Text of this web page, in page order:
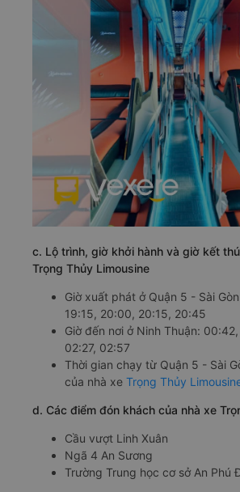
c. Lộ trình, giờ khởi hành và giờ kết
Trọng Thủy Limousine
Giờ xuất phát ở Quận 5 - Sài
19:15, 20:00, 20:15, 20:45
Giờ đến nơi ở Ninh Thuận:
02:27, 02:57
Thời gian chạy từ Quận 5 - Sài
của nhà xe Trọng Thủy
d. Các điểm đón khách của nhà xe
Cầu vượt Linh Xuân
Ngã 4 An Sương
Trường Trung học cơ sở An Phú